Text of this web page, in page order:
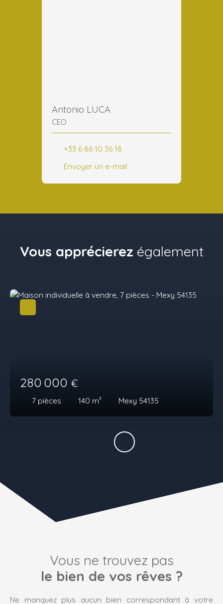
Antonio LUCA
CEO
+33 6 86 10 36 18
Envoyer un e-mail
Vous apprécierez également
280 000 €
7 pièces 140 m² Mexy 54135
Vous ne trouvez pas
le bien de vos rêves ?
Ne manquez plus aucun bien correspondant à votre